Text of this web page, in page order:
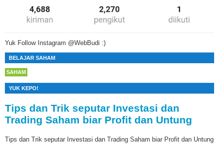
Yuk Follow Instagram @WebBudi :)
BELAJAR SAHAM
SAHAM
YUK KEPO!
Tips dan Trik seputar Investasi dan
Trading Saham biar Profit dan Untung
Tips dan Trik seputar Investasi dan Trading Saham biar Profit dan Untung